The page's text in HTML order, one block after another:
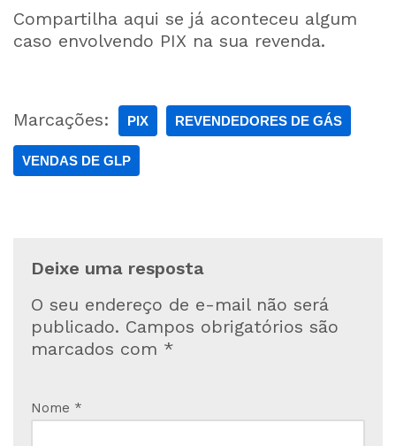
Compartilha aqui se já aconteceu algum
caso envolvendo PIX na sua revenda.
Marcações: PIX REVENDEDORES DE GÁS
VENDAS DE GLP
Deixe uma resposta
O seu endereço de e-mail não será
publicado. Campos obrigatórios são
marcados com *
Nome *